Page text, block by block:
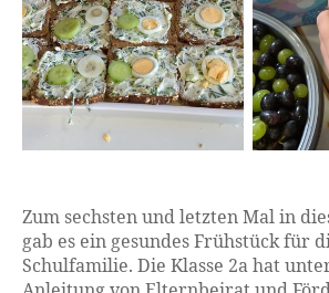
Zum sechsten und letzten Mal in
gab es ein gesundes Frühstück für
Schulfamilie. Die Klasse 2a hat